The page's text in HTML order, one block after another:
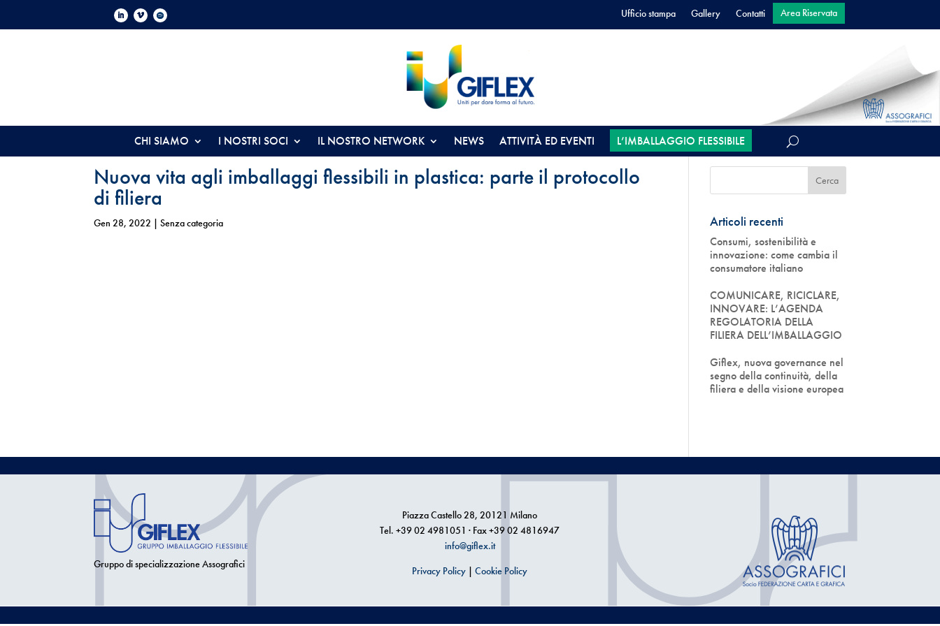
Ufficio stampa Gallery Contatti Area Riservata
CHI SIAMO I NOSTRI SOCI IL NOSTRO NETWORK NEWS ATTIVITÀ ED EVENTI L’IMBALLAGGIO FLESSIBILE
Nuova vita agli imballaggi flessibili in plastica: parte il protocollo
di filiera
Gen 28, 2022 | Senza categoria Articoli recenti
Consumi, sostenibilità e
innovazione: come cambia il
consumatore italiano
COMUNICARE, RICICLARE,
INNOVARE: L’AGENDA
REGOLATORIA DELLA
FILIERA DELL’IMBALLAGGIO
Giflex, nuova governance nel
segno della continuità, della
filiera e della visione europea
Gruppo di specializzazione Assografici
Piazza Castello 28, 20121 Milano
Tel. +39 02 4981051 · Fax +39 02 4816947
info@giflex.it
Privacy Policy |Cookie Policy